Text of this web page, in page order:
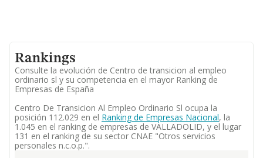
Rankings
Consulte la evolución de Centro de transicion al empleo
ordinario sl y su competencia en el mayor Ranking de
Empresas de España
Centro De Transicion Al Empleo Ordinario Sl ocupa la
posición 112.029 en el Ranking de Empresas Nacional, la
1.045 en el ranking de empresas de VALLADOLID, y el lugar
131 en el ranking de su sector CNAE "Otros servicios
personales n.c.o.p.".